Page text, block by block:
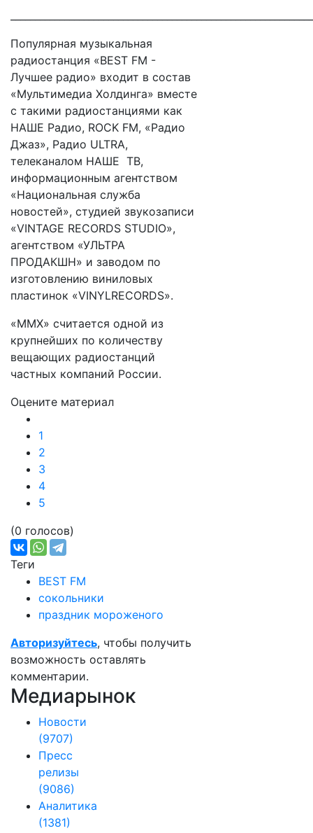
Популярная музыкальная
радиостанция «BEST FM -
Лучшее радио» входит в состав
«Мультимедиа Холдинга» вместе
с такими радиостанциями как
НАШЕ Радио, ROCK FM, «Радио
Джаз», Радио ULTRA,
телеканалом НАШЕ ТВ,
информационным агентством
«Национальная служба
новостей», студией звукозаписи
«VINTAGE RECORDS STUDIO»,
агентством «УЛЬТРА
ПРОДАКШН» и заводом по
изготовлению виниловых
пластинок «VINYLRECORDS».
«ММХ» считается одной из
крупнейших по количеству
вещающих радиостанций
частных компаний России.
Оцените материал
1
2
3
4
5
(0 голосов)
Теги
BEST FM
сокольники
праздник мороженого
Авторизуйтесь, чтобы получить
возможность оставлять
комментарии.
Медиарынок
Новости
(9707)
Пресс
релизы
(9086)
Аналитика
(1381)